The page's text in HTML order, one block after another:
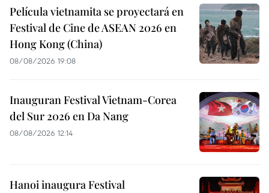
Película vietnamita se proyectará en
Festival de Cine de ASEAN 2026 en
Hong Kong (China)
08/08/2026 19:08
Inauguran Festival Vietnam-Corea
del Sur 2026 en Da Nang
08/08/2026 12:14
Hanoi inaugura Festival